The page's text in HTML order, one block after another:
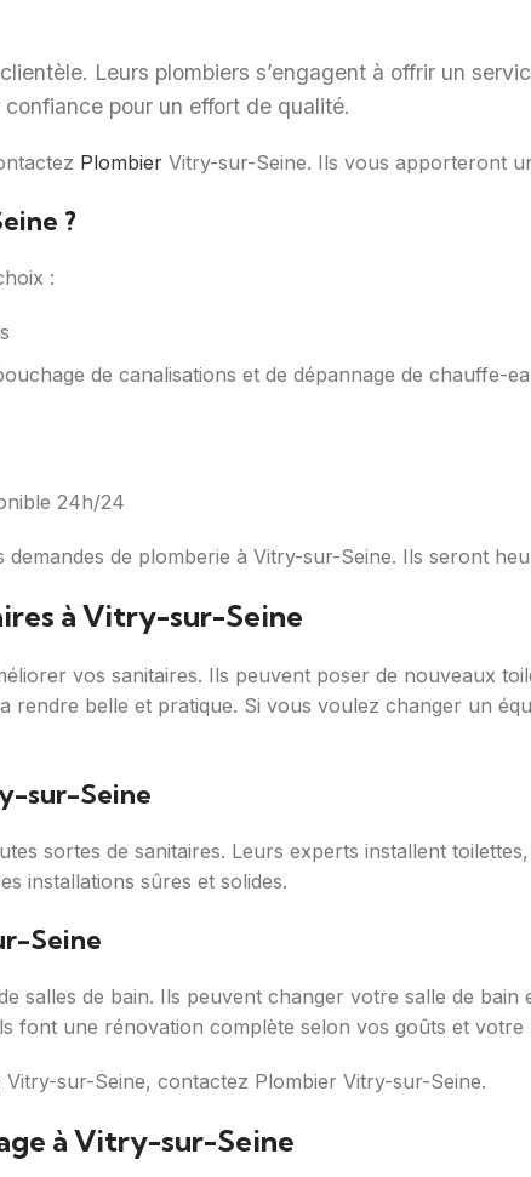
Leurs plombiers s’engagent à offrir un
pour un effort de qualité.
Plombier Vitry-sur-Seine. Ils vous apporteront
?
:
de canalisations et de dépannage de chauffe-
24h/24
de plomberie à Vitry-sur-Seine. Ils seront
à Vitry-sur-Seine
vos sanitaires. Ils peuvent poser de nouveaux
rendre belle et pratique. Si vous voulez changer un
sur-Seine
sortes de sanitaires. Leurs experts installent
installations sûres et solides.
Seine
salles de bain. Ils peuvent changer votre salle de
font une rénovation complète selon vos goûts et votre
sur-Seine, contactez Plombier Vitry-sur-Seine.
à Vitry-sur-Seine